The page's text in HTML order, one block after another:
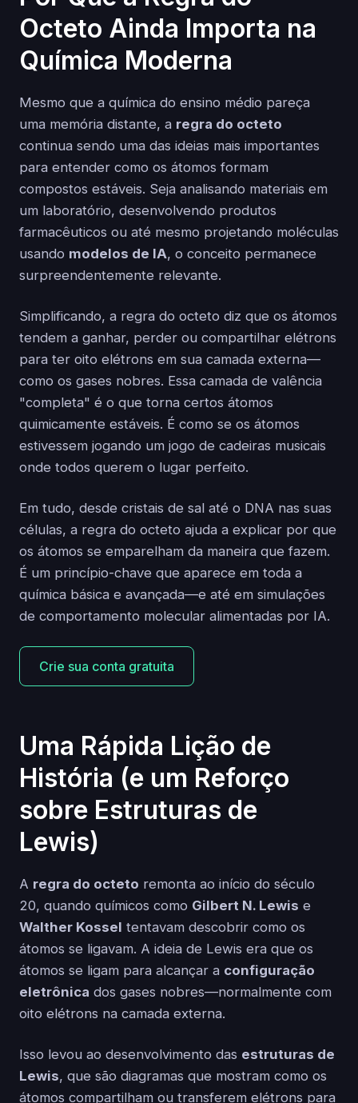
Octeto Ainda Importa na
Química Moderna
Mesmo que a química do ensino médio pareça
uma memória distante, a regra do octeto
continua sendo uma das ideias mais importantes
para entender como os átomos formam
compostos estáveis. Seja analisando materiais em
um laboratório, desenvolvendo produtos
farmacêuticos ou até mesmo projetando moléculas
usando modelos de IA, o conceito permanece
surpreendentemente relevante.
Simplificando, a regra do octeto diz que os átomos
tendem a ganhar, perder ou compartilhar elétrons
para ter oito elétrons em sua camada externa—
como os gases nobres. Essa camada de valência
"completa" é o que torna certos átomos
quimicamente estáveis. É como se os átomos
estivessem jogando um jogo de cadeiras musicais
onde todos querem o lugar perfeito.
Em tudo, desde cristais de sal até o DNA nas suas
células, a regra do octeto ajuda a explicar por que
os átomos se emparelham da maneira que fazem.
É um princípio-chave que aparece em toda a
química básica e avançada—e até em simulações
de comportamento molecular alimentadas por IA.
Crie sua conta gratuita
Uma Rápida Lição de
História (e um Reforço
sobre Estruturas de
Lewis)
A regra do octeto remonta ao início do século
20, quando químicos como Gilbert N. Lewis e
Walther Kossel tentavam descobrir como os
átomos se ligavam. A ideia de Lewis era que os
átomos se ligam para alcançar a configuração
eletrônica dos gases nobres—normalmente com
oito elétrons na camada externa.
Isso levou ao desenvolvimento das estruturas de
Lewis, que são diagramas que mostram como os
átomos compartilham ou transferem elétrons para